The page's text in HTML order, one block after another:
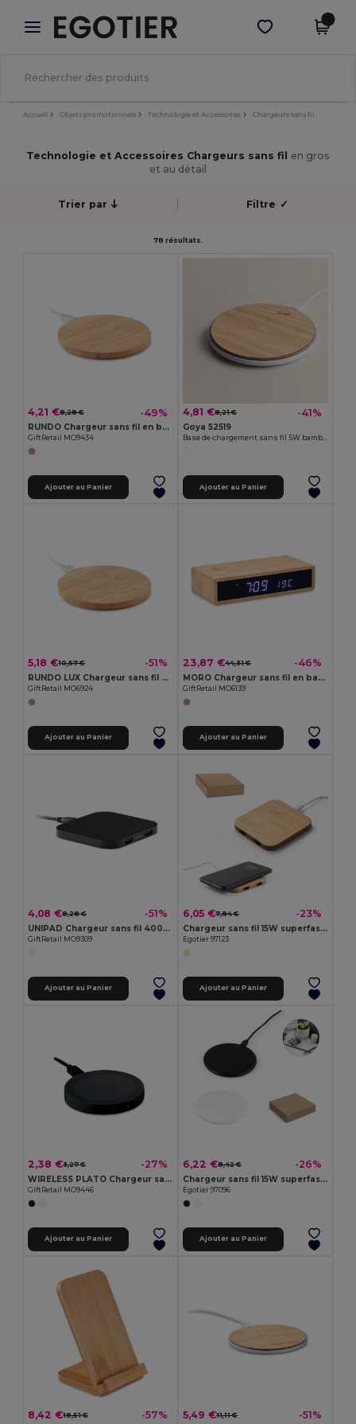
× Appli Egotier
Meilleurs prix sur l’app !
Obtenir l'appli
Accueil Objets promotionnels Technologie et Accessoires Chargeurs sans fil
Technologie et Accessoires Chargeurs sans fil en gros
et au détail
Trier par Filtre ✓
78 résultats.
4,21 €8,28 € -49%
RUNDO Chargeur sans fil en bambou MO9434
GiftRetail MO9434
Ajouter au Panier
4,81 €8,21 € -41%
Goya 52519
Base de chargement sans fil 5W bambou BARET
Ajouter au Panier
5,18 €10,57 € -51%
RUNDO LUX Chargeur sans fil en bambou 15W
GiftRetail MO6924
Ajouter au Panier
23,87 €44,31 € -46%
MORO Chargeur sans fil en bambou
GiftRetail MO6139
Ajouter au Panier
4,08 €8,28 € -51%
UNIPAD Chargeur sans fil 4000 mAh
GiftRetail MO9309
Ajouter au Panier
6,05 €7,84 € -23%
Chargeur sans fil 15W superfast en bambou
Egotier 97123
Ajouter au Panier
2,38 €3,27 € -27%
WIRELESS PLATO Chargeur sans fil rond
GiftRetail MO9446
Ajouter au Panier
6,22 €8,42 € -26%
Chargeur sans fil 15W superfast en ABS recyclé (100 % rABS)
Egotier 97096
Ajouter au Panier
8,42 €19,51 € -57% 5,49 €11,11 € -51%